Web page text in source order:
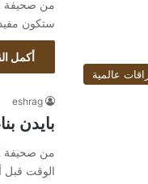
ستكون
أكمل
عالمية
eshrag
بايدن
الوقت